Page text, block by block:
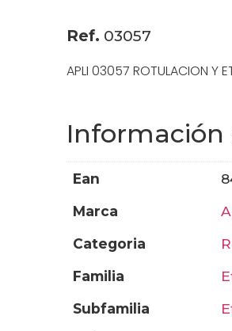
Ref. 03057
APLI 03057 ROTULACION Y
Información
ean
marca
categoria
familia
subfamilia